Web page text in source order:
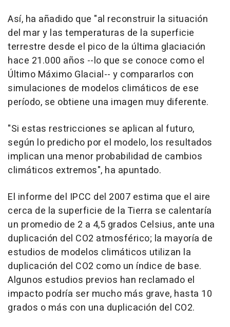
Así, ha añadido que "al reconstruir la situación
del mar y las temperaturas de la superficie
terrestre desde el pico de la última glaciación
hace 21.000 años --lo que se conoce como el
Último Máximo Glacial-- y compararlos con
simulaciones de modelos climáticos de ese
período, se obtiene una imagen muy diferente.
"Si estas restricciones se aplican al futuro,
según lo predicho por el modelo, los resultados
implican una menor probabilidad de cambios
climáticos extremos", ha apuntado.
El informe del IPCC del 2007 estima que el aire
cerca de la superficie de la Tierra se calentaría
un promedio de 2 a 4,5 grados Celsius, ante una
duplicación del CO2 atmosférico; la mayoría de
estudios de modelos climáticos utilizan la
duplicación del CO2 como un índice de base.
Algunos estudios previos han reclamado el
impacto podría ser mucho más grave, hasta 10
grados o más con una duplicación del CO2.